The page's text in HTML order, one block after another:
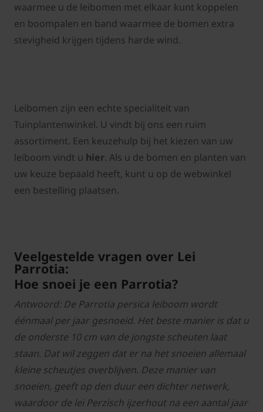
waarmee u de leibomen met elkaar kunt koppelen
en boompalen en band waarmee de bomen extra
stevigheid krijgen tijdens harde wind.
Leibomen zijn een echte specialiteit van
Tuinplantenwinkel. U vindt bij ons een ruim
assortiment. Een keuzehulp bij het kiezen van uw
leiboom vindt u hier. Als u de bomen en planten van
uw keuze bepaald heeft, kunt u op de webwinkel
een bestelling plaatsen.
Veelgestelde vragen over Lei
Parrotia:
Hoe snoei je een Parrotia?
Antwoord: De Parrotia persica leiboom wordt
éénmaal per jaar gesnoeid. Het beste manier is dat u
de onderste 10 cm van de jongste scheuten laat
staan. Dat wil zeggen dat er na het snoeien allemaal
kleine scheutjes overblijven. Deze manier van
snoeien, geeft op den duur een dichter netwerk,
waardoor de lei Perzisch ijzerhout na een aantal jaar